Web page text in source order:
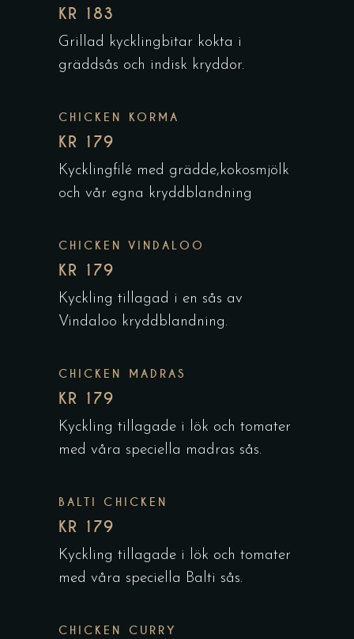
KR 183
Grillad kycklingbitar kokta i
gräddsås och indisk kryddor.
CHICKEN KORMA
KR 179
Kycklingfilé med grädde,kokosmjölk
och vår egna kryddblandning
CHICKEN VINDALOO
KR 179
Kyckling tillagad i en sås av
Vindaloo kryddblandning.
CHICKEN MADRAS
KR 179
Kyckling tillagade i lök och tomater
med våra speciella madras sås.
BALTI CHICKEN
KR 179
Kyckling tillagade i lök och tomater
med våra speciella Balti sås.
CHICKEN CURRY